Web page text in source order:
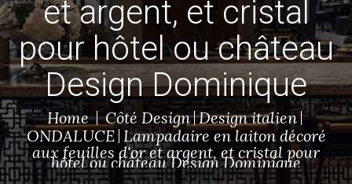
et argent, et cristal
pour hôtel ou château
Design Dominique
Home Côté Design Design italien
ONDALUCE Lampadaire en laiton décoré
aux feuilles d'or et argent, et cristal pour
hôtel ou château Design Dominique